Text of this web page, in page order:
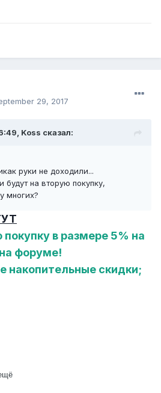
29, 2017
Koss сказал:
руки не доходили...
будут на вторую покупку,
многих?
в размере 5% на
форуме!
накопительные скидки;